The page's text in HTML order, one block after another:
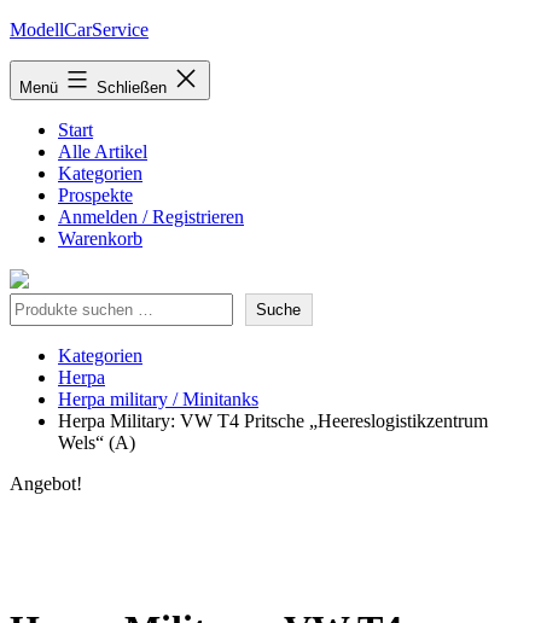
Zum
springen
ModellCarService
Menü Schließen
Start
Alle Artikel
Kategorien
Prospekte
Anmelden / Registrieren
Warenkorb
Suche Suche
Kategorien
Herpa
Herpa military / Minitanks
Herpa Military: VW T4 Pritsche „Heereslogistikzentrum
Wels“ (A)
Angebot!